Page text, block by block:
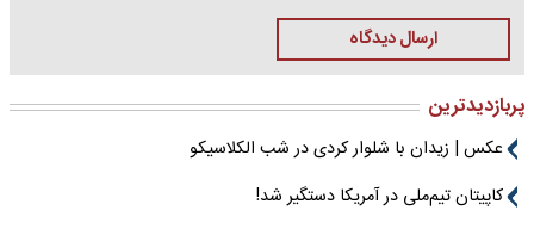
ارسال دیدگاه
پربازدیدترین
عکس | زیدان با شلوار کردی در شب الکلاسیکو
کاپیتان تیم‌ملی در آمریکا دستگیر شد!